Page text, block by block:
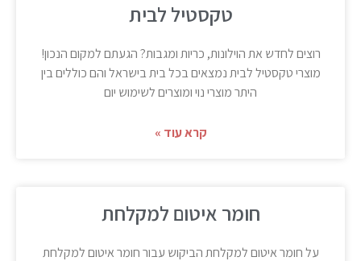
טקסטיל לבית
רוצים לחדש את הוילונות, כריות ומגבות? הגעתם למקום הנכון!
מוצרי טקסטיל לבית נמצאים בכל בית בישראל והם כוללים בין
היתר מוצרי נוי ומוצרים לשימוש יום
קרא עוד »
חומר איטום למקלחת
על חומר איטום למקלחת הביקוש עבור חומר איטום למקלחת